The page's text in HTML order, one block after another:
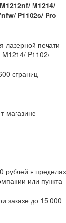
M1214/
P1102s/ Pro
лазерной печати
M1214/ P1102/
страниц
магазине
рублей в пределах
или пункта
заказе до 15 000